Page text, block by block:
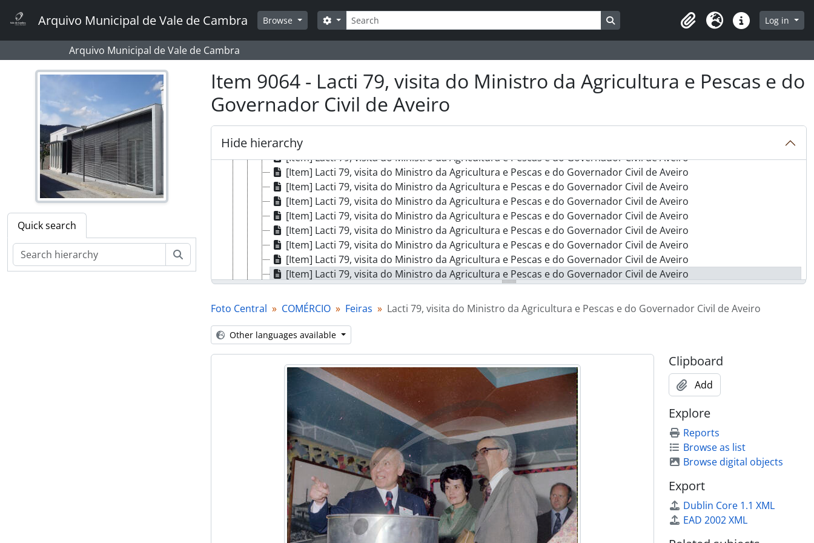
Arquivo Municipal de Vale de Cambra Browse Search
Search options Search in browse page
ClipboardLanguageQuick linksLog in
Arquivo Municipal de Vale de Cambra
Quick search
Item 9064 - Lacti 79, visita do Ministro da Agricultura e Pescas e do
Governador Civil de Aveiro
Hide hierarchy
[Item] Lacti 79, visita do Ministro da Agricultura e Pescas e do Governador Civil de Aveiro
[Item] Lacti 79, visita do Ministro da Agricultura e Pescas e do Governador Civil de Aveiro
[Item] Lacti 79, visita do Ministro da Agricultura e Pescas e do Governador Civil de Aveiro
[Item] Lacti 79, visita do Ministro da Agricultura e Pescas e do Governador Civil de Aveiro
[Item] Lacti 79, visita do Ministro da Agricultura e Pescas e do Governador Civil de Aveiro
[Item] Lacti 79, visita do Ministro da Agricultura e Pescas e do Governador Civil de Aveiro
[Item] Lacti 79, visita do Ministro da Agricultura e Pescas e do Governador Civil de Aveiro
[Item] Lacti 79, visita do Ministro da Agricultura e Pescas e do Governador Civil de Aveiro
[Item] Lacti 79, visita do Ministro da Agricultura e Pescas e do Governador Civil de Aveiro
[Item] Lacti 79, visita do Ministro da Agricultura e Pescas e do Governador Civil de Aveiro
[Item] Lacti 79, visita do Ministro da Agricultura e Pescas e do Governador Civil de Aveiro
[Item] Lacti 79, visita do Ministro da Agricultura e Pescas e do Governador Civil de Aveiro
[Item] Lacti 79, visita do Ministro da Agricultura e Pescas e do Governador Civil de Aveiro
[Item] Lacti 79, visita do Ministro da Agricultura e Pescas e do Governador Civil de Aveiro
[Item] Lacti 79, visita do Ministro da Agricultura e Pescas e do Governador Civil de Aveiro
[Item] Lacti 79, visita do Ministro da Agricultura e Pescas e do Governador Civil de Aveiro
[Item] Lacti 79, visita do Ministro da Agricultura e Pescas e do Governador Civil de Aveiro
[Item] Lacti 79, visita do Ministro da Agricultura e Pescas e do Governador Civil de Aveiro
[Item] Lacti 79, visita do Ministro da Agricultura e Pescas e do Governador Civil de Aveiro
[Item] Lacti 79, visita do Ministro da Agricultura e Pescas e do Governador Civil de Aveiro
[Item] Lacti 79, visita do Ministro da Agricultura e Pescas e do Governador Civil de Aveiro
[Item] Lacti 79, visita do Ministro da Agricultura e Pescas e do Governador Civil de Aveiro
[Item] Lacti 79, visita do Ministro da Agricultura e Pescas e do Governador Civil de Aveiro
[Item] Lacti 79, visita do Ministro da Agricultura e Pescas e do Governador Civil de Aveiro
[Item] Lacti 79, visita do Ministro da Agricultura e Pescas e do Governador Civil de Aveiro
[Item] Lacti 79, visita do Ministro da Agricultura e Pescas e do Governador Civil de Aveiro
[Item] Lacti 79, visita do Ministro da Agricultura e Pescas e do Governador Civil de Aveiro
[Item] Lacti 79, visita do Ministro da Agricultura e Pescas e do Governador Civil de Aveiro
[Item] Lacti 79, visita do Ministro da Agricultura e Pescas e do Governador Civil de Aveiro
[Item] Lacti 79, visita do Ministro da Agricultura e Pescas e do Governador Civil de Aveiro
[Item] Lacti 79, visita do Ministro da Agricultura e Pescas e do Governador Civil de Aveiro
[Item] Lacti 79, visita do Ministro da Agricultura e Pescas e do Governador Civil de Aveiro
[Item] Lacti 79, visita do Ministro da Agricultura e Pescas e do Governador Civil de Aveiro
[Item] Lacti 79, visita do Ministro da Agricultura e Pescas e do Governador Civil de Aveiro
[Item] Lacti 79, visita do Ministro da Agricultura e Pescas e do Governador Civil de Aveiro
Foto Central COMÉRCIO Feiras Lacti 79, visita do Ministro da Agricultura e Pescas e do Governador Civil de Aveiro
Other languages available
Clipboard
Add
Explore
Reports
Browse as list
Browse digital objects
Export
Dublin Core 1.1 XML
EAD 2002 XML